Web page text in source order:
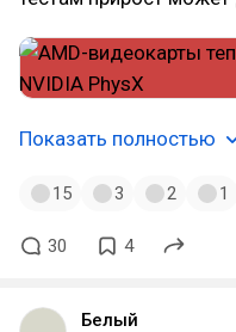
Показать полностью
15 3 2 1
30 4
Белый